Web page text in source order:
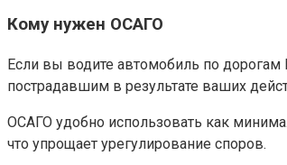
Кому нужен ОСАГО
Если вы водите автомобиль по дорогам
пострадавшим в результате ваших
ОСАГО удобно использовать как
что упрощает урегулирование споров.